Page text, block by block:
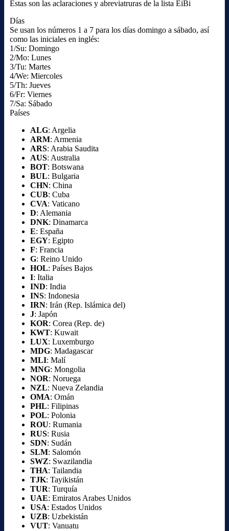
Estas son las aclaraciones y abreviatruras de la lista EiBi
Días
Se usan los números 1 a 7 para los días domingo a sábado, así
como las iniciales en inglés:
1/Su: Domingo
2/Mo: Lunes
3/Tu: Martes
4/We: Miercoles
5/Th: Jueves
6/Fr: Viernes
7/Sa: Sábado
Países
ALG: Argelia
ARM: Armenia
ARS: Arabia Saudita
AUS: Australia
BOT: Botswana
BUL: Bulgaria
CHN: China
CUB: Cuba
CVA: Vaticano
D: Alemania
DNK: Dinamarca
E: España
EGY: Egipto
F: Francia
G: Reino Unido
HOL: Países Bajos
I: Italia
IND: India
INS: Indonesia
IRN: Irán (Rep. Islámica del)
J: Japón
KOR: Corea (Rep. de)
KWT: Kuwait
LUX: Luxemburgo
MDG: Madagascar
MLI: Malí
MNG: Mongolia
NOR: Noruega
NZL: Nueva Zelandia
OMA: Omán
PHL: Filipinas
POL: Polonia
ROU: Rumania
RUS: Rusia
SDN: Sudán
SLM: Salomón
SWZ: Swazilandia
THA: Tailandia
TJK: Tayikistán
TUR: Turquía
UAE: Emiratos Arabes Unidos
USA: Estados Unidos
UZB: Uzbekistán
VUT: Vanuatu